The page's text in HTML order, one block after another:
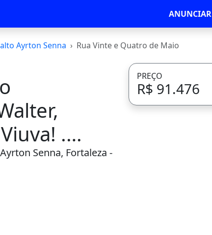
ANUNCIAR
Ayrton Senna Rua Vinte e Quatro de Maio
.
Senna, Fortaleza -
PREÇO
R$ 91.476